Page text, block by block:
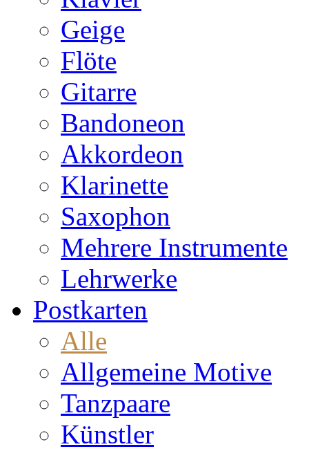
Geige
Flöte
Gitarre
Bandoneon
Akkordeon
Klarinette
Saxophon
Mehrere Instrumente
Lehrwerke
Postkarten
Alle
Allgemeine Motive
Tanzpaare
Künstler